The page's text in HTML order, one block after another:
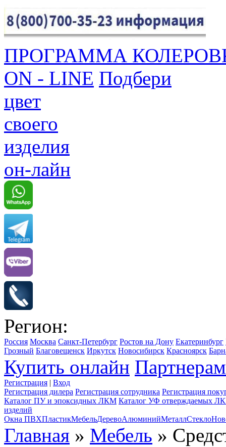
ПРОГРАММА
ON - LINE Подбери
цвет
своего
изделия
он-лайн
Регион:
Россия Москва Санкт-Петербург Ростов на Дону Екатеринбург
Грозный Благовещенск Иркутск Новосибирск Красноярск
Купить онлайн Партнерам
Регистрация | Вход
Регистрация дилера Регистрация сотрудника Регистрация
Каталог ПУ и эпоксидных ЛКМ Каталог УФ отверждаемых
изделий
Окна ПВХПластикМебельДеревоАлюминийМеталлСтекло
Главная » Мебель »